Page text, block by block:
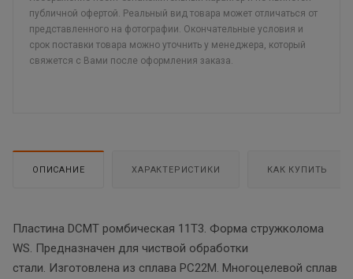
публичной офертой. Реальный вид товара может отличаться от
представленного на фотографии. Окончательные условия и
срок поставки товара можно уточнить у менеджера, который
свяжется с Вами после оформления заказа.
ОПИСАНИЕ ХАРАКТЕРИСТИКИ КАК КУПИТЬ
Пластина DCMT ромбическая 11T3. Форма стружколома
WS. Предназначен для чиствой обработки
стали. Изготовлена из сплава PC22M. Многоцелевой сплав